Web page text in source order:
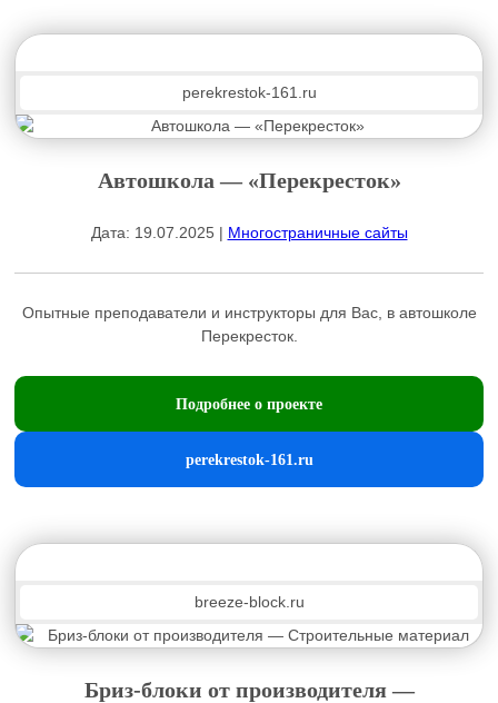
perekrestok-161.ru
Автошкола — «Перекресток»
Дата: 19.07.2025 | Многостраничные сайты
Опытные преподаватели и инструкторы для Вас, в автошколе
Перекресток.
Подробнее о проекте
perekrestok-161.ru
breeze-block.ru
Бриз-блоки от производителя —